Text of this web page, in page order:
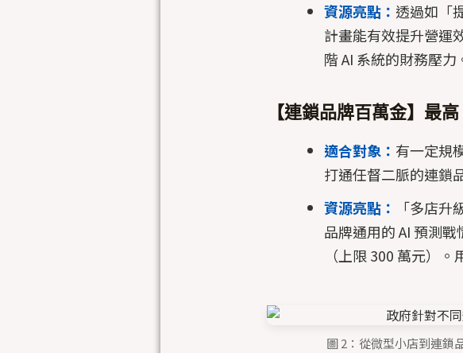
資源亮點： 透過如「
計畫能有效提升營運
階 AI 系統的財務壓力
【連鎖品牌百萬金】最
適合對象： 有一定規
打通任督二脈的連鎖
資源亮點：
「多店
品牌通用的 AI 預測
（上限 300 萬元）
圖 2：從微型小店到連鎖